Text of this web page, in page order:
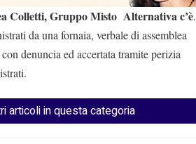
Colletti, Gruppo Misto Alternativa c’è.
da una fornaia, verbale di assemblea
denuncia ed accertata tramite perizia
articoli in questa categoria